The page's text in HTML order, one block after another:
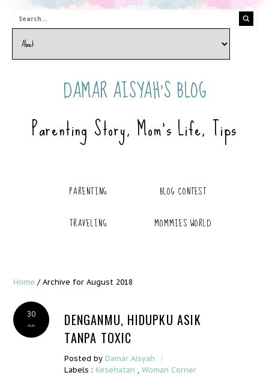
DAMAR AISYAH'S BLOG
Parenting Story, Mom's Life, Tips
PARENTING
BLOG CONTEST
TRAVELING
MOMMIES WORLD
Home /Archive for August 2018
AUG
30
DENGANMU, HIDUPKU ASIK
TANPA TOXIC
Posted byDamar Aisyah |
Labels :Kesehatan ,Woman Corner